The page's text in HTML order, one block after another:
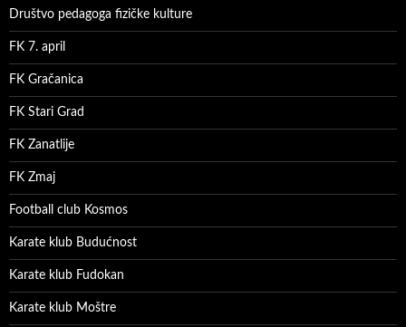
Društvo pedagoga fizičke kulture
FK 7. april
FK Gračanica
FK Stari Grad
FK Zanatlije
FK Zmaj
Football club Kosmos
Karate klub Budućnost
Karate klub Fudokan
Karate klub Moštre